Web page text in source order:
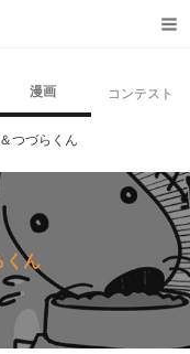
漫画 コンテスト
つづらくん
くん